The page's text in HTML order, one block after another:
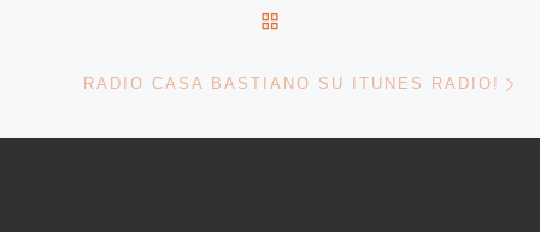
RADIO CASA BASTIANO SU ITUNES RADIO!